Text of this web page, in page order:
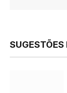
SUGESTÕES